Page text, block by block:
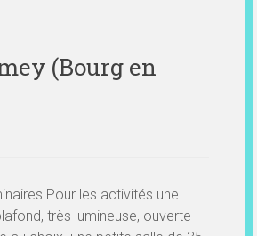
(Bourg en
Pour les activités une
très lumineuse, ouverte